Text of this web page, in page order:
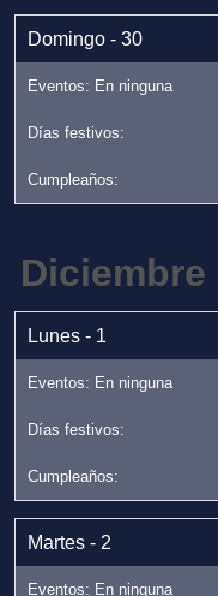
Domingo - 30
Diciembre
Lunes - 1
Martes - 2